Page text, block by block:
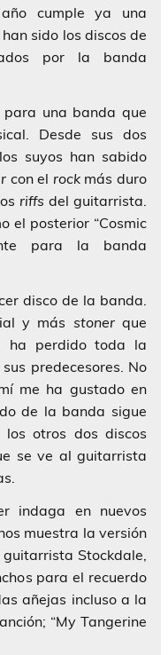
cumple ya una
sido los discos de
por la banda
para una banda que
Desde sus dos
suyos han sabido
con el rock más duro
riffs del guitarrista.
el posterior “Cosmic
para la banda
disco de la banda.
y más stonerque
ha perdido toda la
predecesores. No
me ha gustado en
de la banda sigue
otros dos discos
se ve al guitarrista
indaga en nuevos
muestra la versión
guitarrista Stockdale
para el recuerdo
añejas incluso a la
“My Tangerine